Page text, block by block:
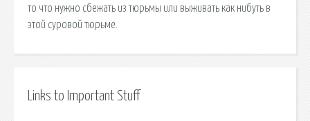
то что нужно сбежать из тюрьмы или выживать как нибуть в
этой суровой тюрьме.
Links to Important Stuff